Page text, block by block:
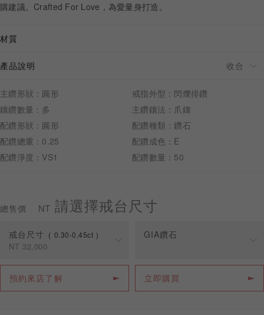
預約來店
購建議。Crafted For Love，為愛量身打造。
材質
產品說明
主鑽形狀：圓形
戒指外型：閃爍排鑽
鑲鑽數量：多
主鑽鑲法：爪鑲
配鑽形狀：圓形
配鑽種類：鑽石
配鑽總重：0.25
配鑽成色：E
配鑽淨度：VS1
配鑽數量：50
總售價 NT 請選擇戒台尺寸
戒台尺寸 0.30-0.45ct
NT 32,000
克拉 戒台價格
0.30-0.45ct NT 32,000
GIA鑽石
立即購買
預約來店了解